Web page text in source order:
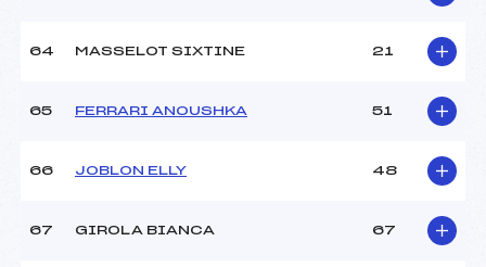
64 MASSELOT SIXTINE 21
65 FERRARI ANOUSHKA 51
66 JOBLON ELLY 48
67 GIROLA BIANCA 67